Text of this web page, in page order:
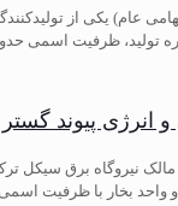
عام) یکی از
ظرفیت اسمی حدود ۱۶۸ هزار
پیوند گستر
نیروگاه برق سیکل
بخار با ظرفیت اسمی 714 مگاوات